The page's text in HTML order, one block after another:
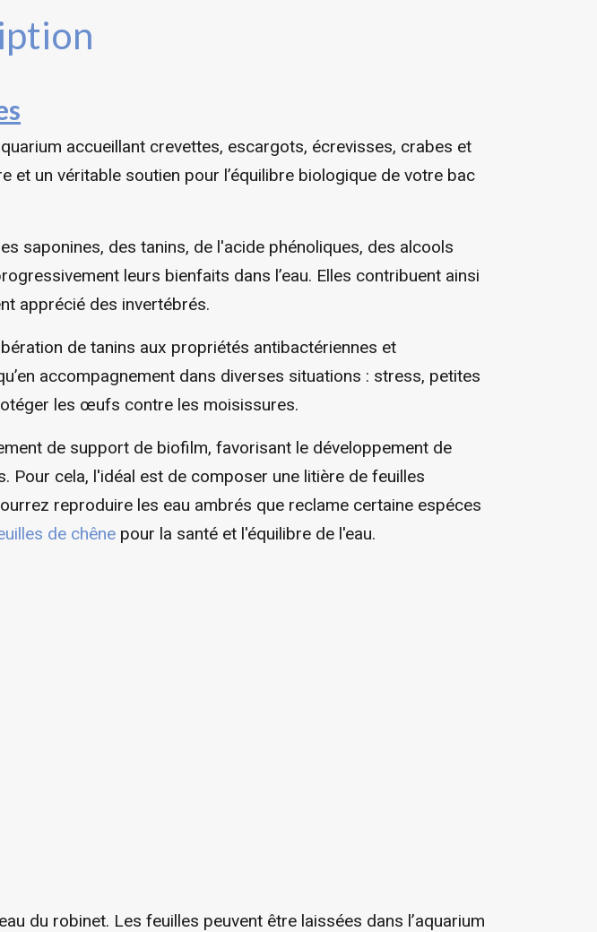
accueillant crevettes, escargots, écrevisses, crabes et
un véritable soutien pour l’équilibre biologique de votre bac
saponines, des tanins, de l'acide phénoliques, des alcools
leurs bienfaits dans l’eau. Elles contribuent ainsi
apprécié des invertébrés.
de tanins aux propriétés antibactériennes et
accompagnement dans diverses situations : stress, petites
les œufs contre les moisissures.
de support de biofilm, favorisant le développement de
cela, l'idéal est de composer une litière de feuilles
reproduire les eau ambrés que reclame certaine espéces
de chêne pour la santé et l'équilibre de l'eau.
du robinet. Les feuilles peuvent être laissées dans l’aquarium